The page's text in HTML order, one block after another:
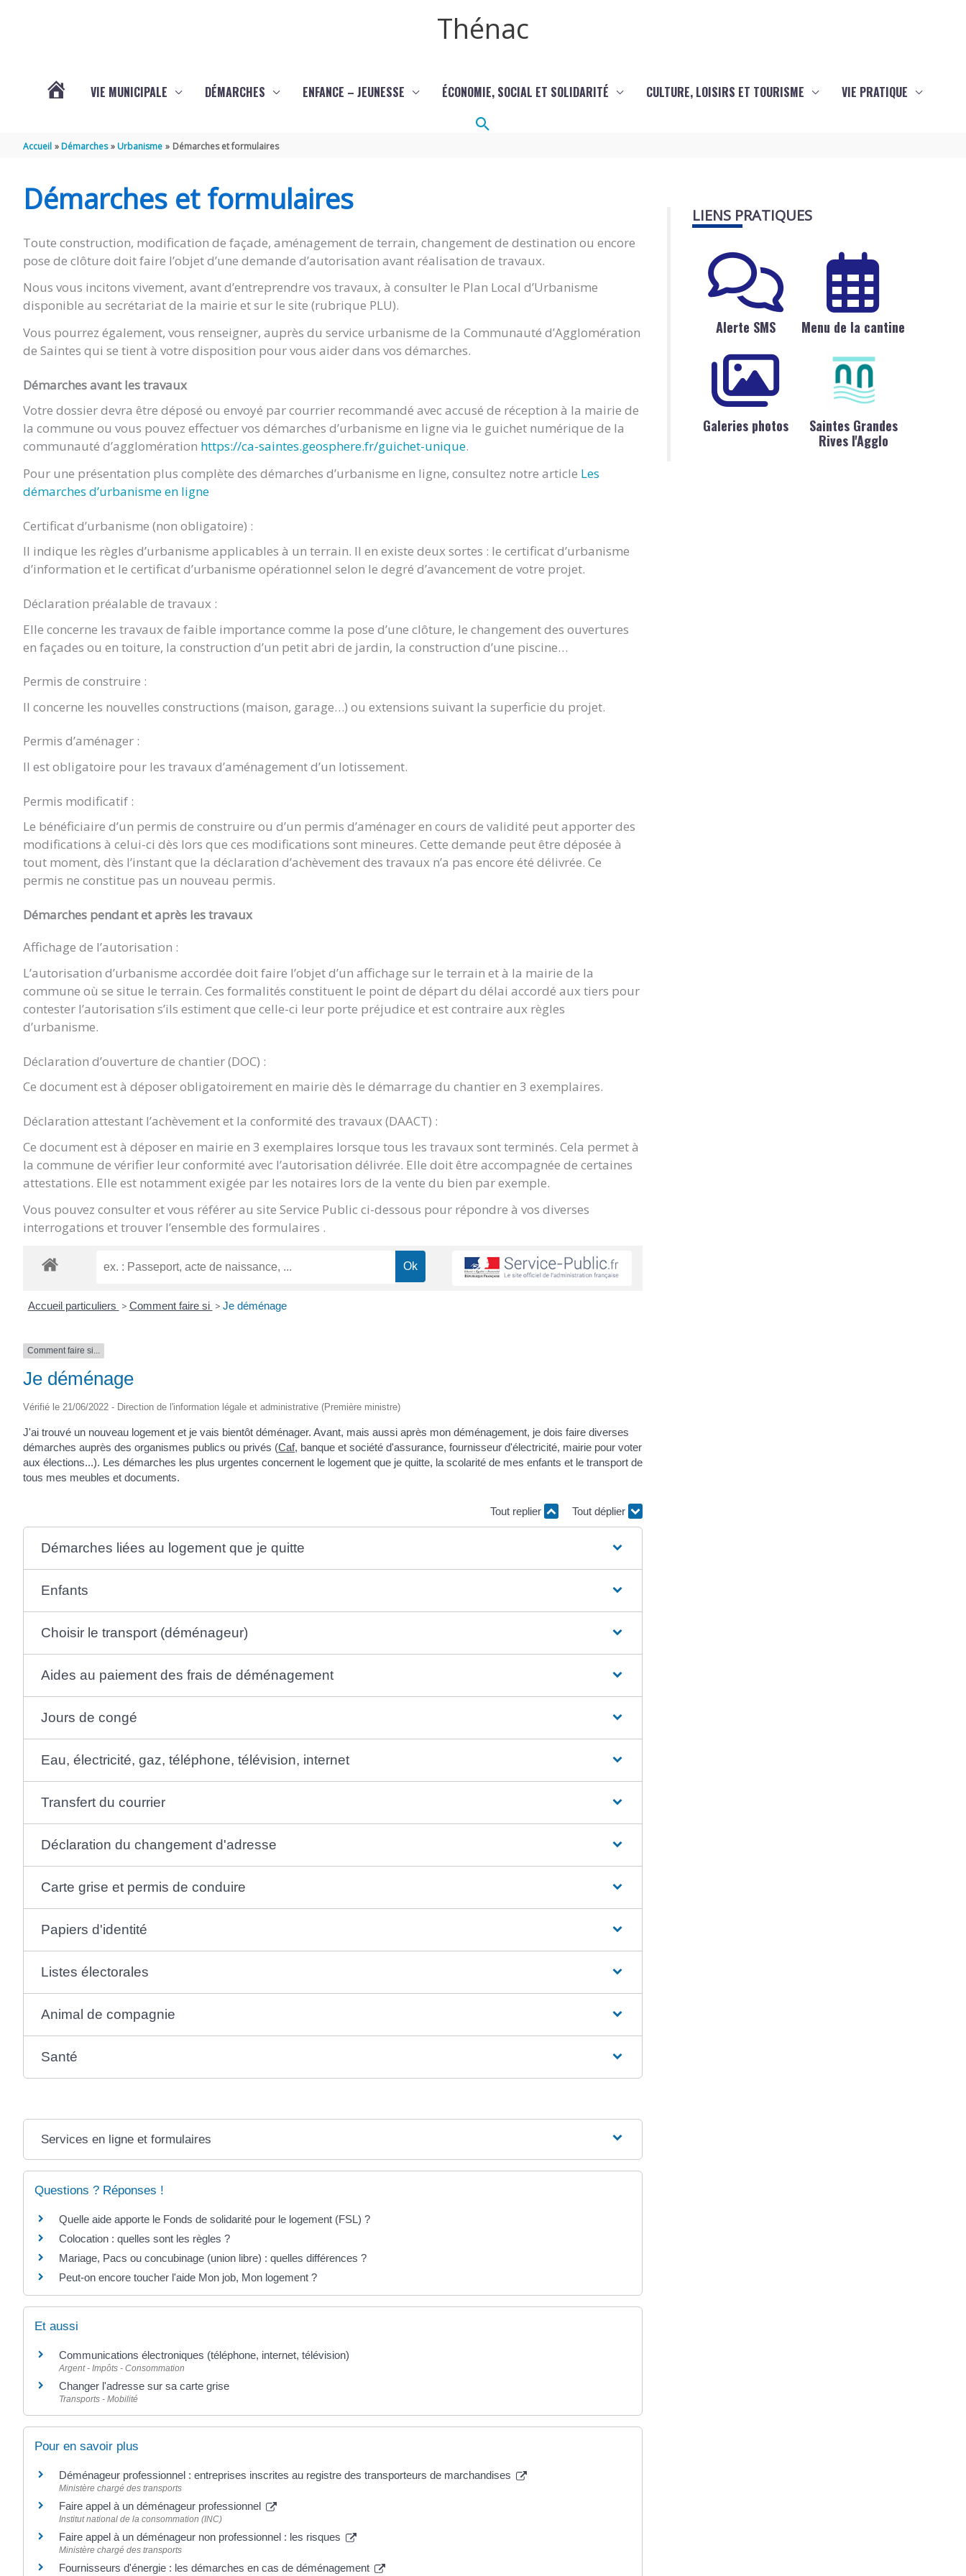
Thénac
THÉNAC
VIE MUNICIPALE DÉMARCHES ENFANCE – JEUNESSE ÉCONOMIE, SOCIAL ET SOLIDARITÉ CULTURE, LOISIRS ET TOURISME VIE PRATIQUE
Rechercher
Accueil Démarches Urbanisme Démarches et formulaires
Démarches et formulaires
Toute construction, modification de façade, aménagement de terrain, changement de destination ou encore
pose de clôture doit faire l’objet d’une demande d’autorisation avant réalisation de travaux.
Nous vous incitons vivement, avant d’entreprendre vos travaux, à consulter le Plan Local d’Urbanisme
disponible au secrétariat de la mairie et sur le site (rubrique PLU).
Vous pourrez également, vous renseigner, auprès du service urbanisme de la Communauté d’Agglomération
de Saintes qui se tient à votre disposition pour vous aider dans vos démarches.
Démarches avant les travaux
Votre dossier devra être déposé ou envoyé par courrier recommandé avec accusé de réception à la mairie de
la commune ou vous pouvez effectuer vos démarches d’urbanisme en ligne via le guichet numérique de la
communauté d’agglomération https://ca-saintes.geosphere.fr/guichet-unique.
Pour une présentation plus complète des démarches d’urbanisme en ligne, consultez notre article Les
démarches d’urbanisme en ligne
Certificat d’urbanisme (non obligatoire) :
Il indique les règles d’urbanisme applicables à un terrain. Il en existe deux sortes : le certificat d’urbanisme
d’information et le certificat d’urbanisme opérationnel selon le degré d’avancement de votre projet.
Déclaration préalable de travaux :
Elle concerne les travaux de faible importance comme la pose d’une clôture, le changement des ouvertures
en façades ou en toiture, la construction d’un petit abri de jardin, la construction d’une piscine…
Permis de construire :
Il concerne les nouvelles constructions (maison, garage…) ou extensions suivant la superficie du projet.
Permis d’aménager :
Il est obligatoire pour les travaux d’aménagement d’un lotissement.
Permis modificatif :
Le bénéficiaire d’un permis de construire ou d’un permis d’aménager en cours de validité peut apporter des
modifications à celui-ci dès lors que ces modifications sont mineures. Cette demande peut être déposée à
tout moment, dès l’instant que la déclaration d’achèvement des travaux n’a pas encore été délivrée. Ce
permis ne constitue pas un nouveau permis.
Démarches pendant et après les travaux
Affichage de l’autorisation :
L’autorisation d’urbanisme accordée doit faire l’objet d’un affichage sur le terrain et à la mairie de la
commune où se situe le terrain. Ces formalités constituent le point de départ du délai accordé aux tiers pour
contester l’autorisation s’ils estiment que celle-ci leur porte préjudice et est contraire aux règles
d’urbanisme.
Déclaration d’ouverture de chantier (DOC) :
Ce document est à déposer obligatoirement en mairie dès le démarrage du chantier en 3 exemplaires.
Déclaration attestant l’achèvement et la conformité des travaux (DAACT) :
Ce document est à déposer en mairie en 3 exemplaires lorsque tous les travaux sont terminés. Cela permet à
la commune de vérifier leur conformité avec l’autorisation délivrée. Elle doit être accompagnée de certaines
attestations. Elle est notamment exigée par les notaires lors de la vente du bien par exemple.
Vous pouvez consulter et vous référer au site Service Public ci-dessous pour répondre à vos diverses
interrogations et trouver l’ensemble des formulaires .
Accueil particuliers > Comment faire si > Je déménage
Comment faire si...
Je déménage
Vérifié le 21/06/2022 - Direction de l'information légale et administrative (Première ministre)
J'ai trouvé un nouveau logement et je vais bientôt déménager. Avant, mais aussi après mon déménagement, je dois faire diverses
démarches auprès des organismes publics ou privés (Caf, banque et société d'assurance, fournisseur d'électricité, mairie pour voter
aux élections...). Les démarches les plus urgentes concernent le logement que je quitte, la scolarité de mes enfants et le transport de
tous mes meubles et documents.
Tout replier Tout déplier
Démarches liées au logement que je quitte
Enfants
Choisir le transport (déménageur)
Aides au paiement des frais de déménagement
Jours de congé
Eau, électricité, gaz, téléphone, télévision, internet
Transfert du courrier
Déclaration du changement d'adresse
Carte grise et permis de conduire
Papiers d'identité
Listes électorales
Animal de compagnie
Santé
Services en ligne et formulaires
Questions ? Réponses !
Quelle aide apporte le Fonds de solidarité pour le logement (FSL) ?
Colocation : quelles sont les règles ?
Mariage, Pacs ou concubinage (union libre) : quelles différences ?
Peut-on encore toucher l'aide Mon job, Mon logement ?
Et aussi
Communications électroniques (téléphone, internet, télévision)
Argent - Impôts - Consommation
Changer l'adresse sur sa carte grise
Transports - Mobilité
Pour en savoir plus
Déménageur professionnel : entreprises inscrites au registre des transporteurs de marchandises
Ministère chargé des transports
Faire appel à un déménageur professionnel
Institut national de la consommation (INC)
Faire appel à un déménageur non professionnel : les risques
Ministère chargé des transports
Fournisseurs d'énergie : les démarches en cas de déménagement
LIENS PRATIQUES
Alerte SMS Menu de la cantine
Galeries photos
Saintes Grandes
Rives l'Agglo